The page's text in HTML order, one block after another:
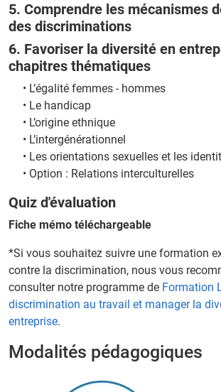
5. Comprendre les mécanismes
des discriminations
6. Favoriser la diversité en
chapitres thématiques
• L’égalité femmes - hommes
• Le handicap
• L’origine ethnique
• L’intergénérationnel
• Les orientations sexuelles et les
• Option : Relations interculturelles
Quiz d'évaluation
Fiche mémo téléchargeable
*Si vous souhaitez suivre une formation
contre la discrimination, nous vous
consulter notre programme de Formation
discrimination au travail et manager la
entreprise.
Modalités pédagogiques